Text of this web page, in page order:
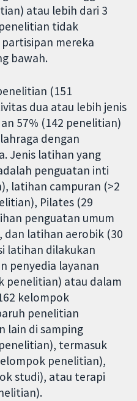
atau lebih dari 3
tidak
mereka
bawah.
(151
dua atau lebih jenis
57% (142 penelitian)
dengan
Jenis latihan yang
penguatan inti
latihan campuran (>2
Pilates (29
penguatan umum
latihan aerobik (30
latihan dilakukan
penyedia layanan
penelitian) atau dalam
kelompok
penelitian
lain di samping
termasuk
penelitian),
studi), atau terapi